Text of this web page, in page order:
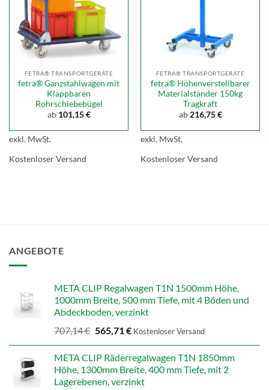
FETRA® TRANSPORTGERÄTE
fetra® Ganzstahlwagen mit
Klappbaren
Rohrschiebebügel
ab 101,15€
exkl. MwSt.
Kostenloser Versand
FETRA® TRANSPORTGERÄTE
fetra® Höhenverstellbarer
Materialständer 150kg
Tragkraft
ab216,75€
exkl. MwSt.
Kostenloser Versand
ANGEBOTE
META CLIP Regalwagen T1N 1500mm Höhe,
1000mm Breite, 500 mm Tiefe, mit 4 Böden und
Abdeckboden, verzinkt
707,14€ Ursprünglicher
Preis
707,14 €
565,71€Aktueller
565,71 €.
Kostenloser Versand
META CLIP Räderregalwagen T1N 1850mm
Höhe, 1300mm Breite, 400 mm Tiefe, mit 2
Lagerebenen, verzinkt